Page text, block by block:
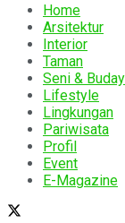
Home
Arsitektur
Interior
Taman
Seni &
Lifestyle
Lingkungan
Pariwisata
Profil
Event
E-Magazine